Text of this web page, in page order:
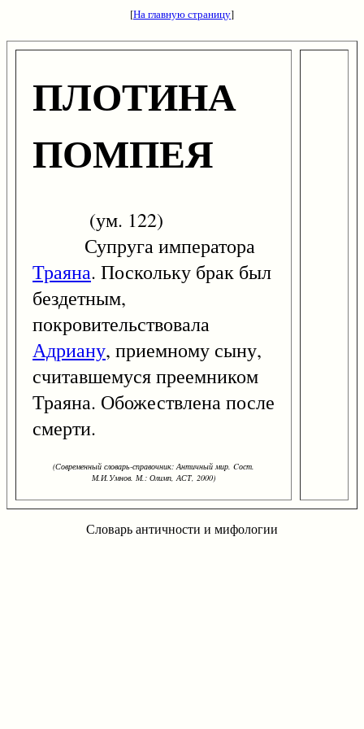
[На главную страницу]
ПЛОТИНА
ПОМПЕЯ
(ум. 122)
Супруга императора
Траяна. Поскольку брак был
бездетным,
покровительствовала
Адриану, приемному сыну,
считавшемуся преемником
Траяна. Обожествлена после
смерти.
(Современный словарь-справочник: Античный мир. Cост.
М.И.Умнов. М.: Олимп, АСТ, 2000)
Словарь античности и мифологии